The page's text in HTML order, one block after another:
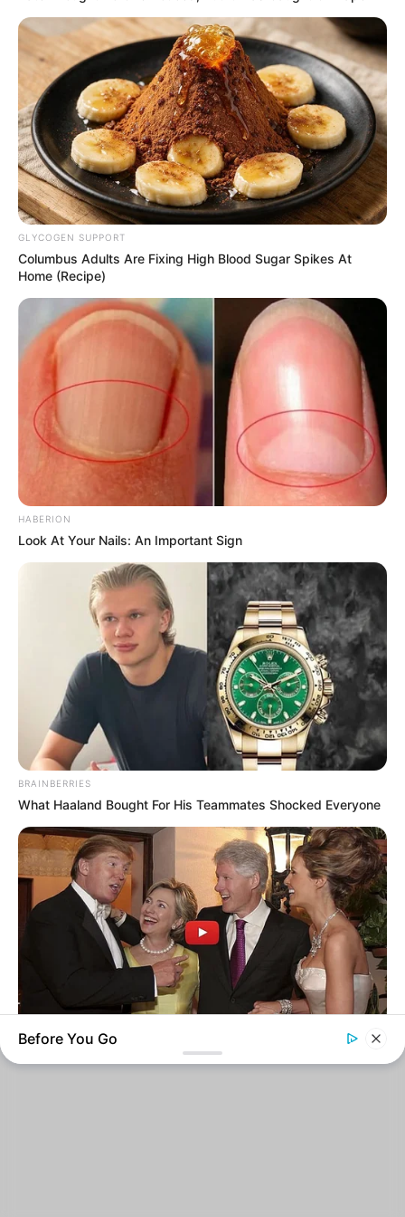
como fazer acabamento de decote de blusimha de
bebe
18.079.935/0001-70
FBO Negócios de Treinamento e Marketing Digital
Artesanatos
Encadernação Artesanal
Filtro dos Sonhos
Lembrancinhas de Casamento
Mosaico
Pintura em Tecido
Sabonete artesanal
Artesanato com Garrafa Pet
Revista Artesanato - 18.079.935/0001-70 FBO Negócios de
Treinamento e Marketing Digital Av. Cristiano Machado, 2940 -
sala 602 - União - Belo Horizonte / MG
GLYCOGEN SUPPORT
Columbus Adults Are Fixing High Blood Sugar Spikes At
Home (Recipe)
HABERION
Look At Your Nails: An Important Sign
BRAINBERRIES
What Haaland Bought For His Teammates Shocked Everyone
INSTANTHUB
The Internet Can't Get Over This Hilarious Hillary Clip
Before You Go